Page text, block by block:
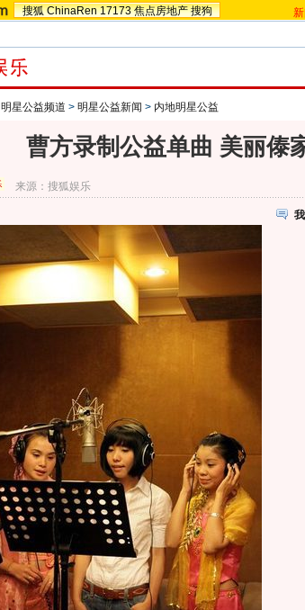
搜狐 ChinaRen 17173 焦点房地产 搜狗
明星公益频道 > 明星公益新闻 > 内地明星公益
曹方录制公益单曲 美丽傣
来源：搜狐娱乐